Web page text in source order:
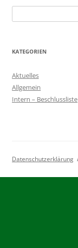
nach:
KATEGORIEN
Aktuelles
Allgemein
Intern – Beschlussliste
Datenschutzerklärung